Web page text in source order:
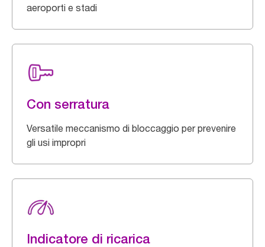
aeroporti e stadi
Con serratura
Versatile meccanismo di bloccaggio per prevenire
gli usi impropri
Indicatore di ricarica